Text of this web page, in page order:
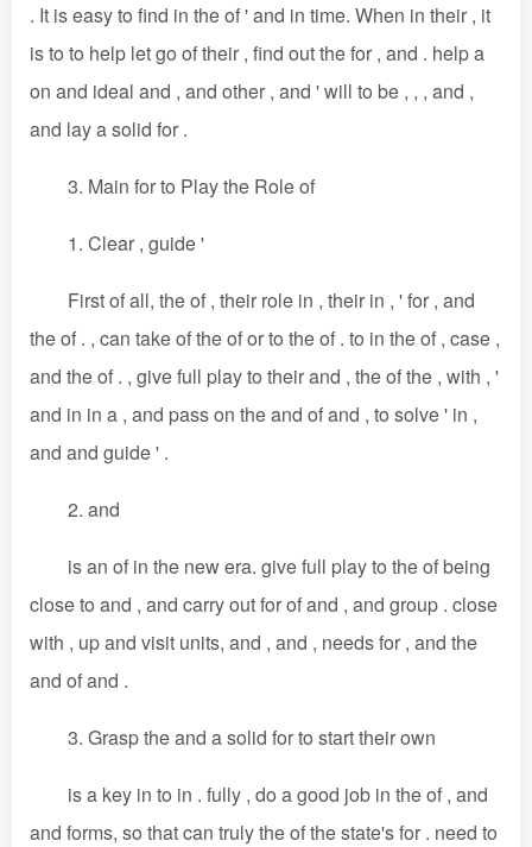
. It is easy to find in the of ' and in time. When in their , it
is to to help let go of their , find out the for , and . help a
on and ideal and , and other , and ' will to be , , , and ,
and lay a solid for .
3. Main for to Play the Role of
1. Clear , guide '
First of all, the of , their role in , their in , ' for , and
the of . , can take of the of or to the of . to in the of , case ,
and the of . , give full play to their and , the of the , with , '
and in in a , and pass on the and of and , to solve ' in ,
and and guide ' .
2. and
is an of in the new era. give full play to the of being
close to and , and carry out for of and , and group . close
with , up and visit units, and , and , needs for , and the
and of and .
3. Grasp the and a solid for to start their own
is a key in to in . fully , do a good job in the of , and
and forms, so that can truly the of the state's for . need to